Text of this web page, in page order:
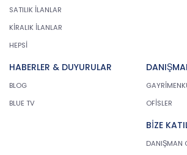
SATILIK İLANLAR
KİRALIK İLANLAR
HEPSİ
HABERLER & DUYURULAR
BLOG
BLUE TV
OFİSLER
BİZE
DANIŞMAN